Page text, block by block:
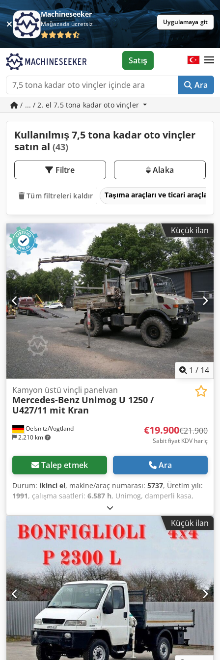
Machineseeker
Mağazada ücretsiz Uygulamaya git
Ara
Satış
/ ... / 2. el 7,5 tona kadar oto vinçler
Kullanılmış 7,5 tona kadar oto vinçler
satın al (43)
Filtre Alaka
Tüm filtreleri kaldır Taşıma araçları ve ticari araçlar
Küçük ilan
1 / 14
Oelsnitz/Vogtland
2.210 km
Kamyon üstü vinçli panelvan
Mercedes-Benz Unimog U 1250 /
U427/11 mit Kran
€19.900€21.900
Sabit fiyat KDV hariç
Talep etmek Ara
Durum: ikinci el, makine/araç numarası: 5737, Üretim yılı:
1991, çalışma saatleri: 6.587 h, Unimog, damperli kasa,
vinç ve destek ayaklı U1250 - 427/11 modeli. Unimog 1250 -
427/11 İlk tescil tarihi: 09/1991, Saat sayacına göre çalışma
saati: 6587, Saat sayacından okunan toplam kilometre:
117608 km, 5958 ccm, 92 kW (125 PS) motor gücü, 16 vitesli
manuel şanzıman, 3 koltuğu olan sürücü kabini, Lastik
ölçüsü: 365/80 R 20, diş derinliği: 14-16 mm, Dingil
mesafesi: 3300 mm, Toplam ağırlık: 7490 kg (azaltılmış),
boş ağırlık: 6960 kg, ön aks yükü: 4400 kg, arka aks yükü:
4400 kg, ABS, radyo, diferansiyel kilidi, hidrolik direksiyon,
takozlar, Djdpfxjzcbnge Aqtsck Ölçüler (uzunluk x genişlik x
yükseklik): 5500 x 2265 x 3400 mm, HIAB 050 vinç, kablolu
uzaktan kumanda, 3 taraflı damperli kasa, ağırlık
azaltılması nedeniyle işlevsiz, ölçüler: 230 cm x 210 cm x 45
cm, çelik yan paneller, Çeki demiri: 40 mm, Arka kısımda 2
adet destek ayağı, Vinç, ön ve arka hidrolik sistem,
Küçük ilan